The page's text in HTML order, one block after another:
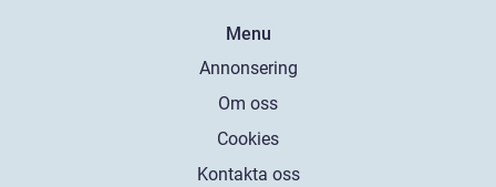
Menu
Annonsering
Om oss
Cookies
Kontakta oss